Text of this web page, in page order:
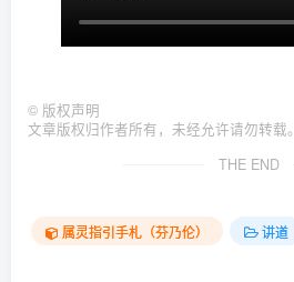
© 版权声明
文章版权归作者所有，未经允许请勿转载。
THE END
属灵指引手札（芬乃伦） 讲道